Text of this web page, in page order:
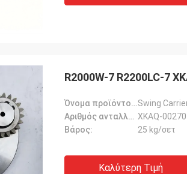
R2000W-7 R2200LC-7
Όνομα προϊόντος::Swing
Αριθμός ανταλλακτικού:: XKAQ-
Βάρος:
25 kg/σετ
Καλύτερη Τιμή